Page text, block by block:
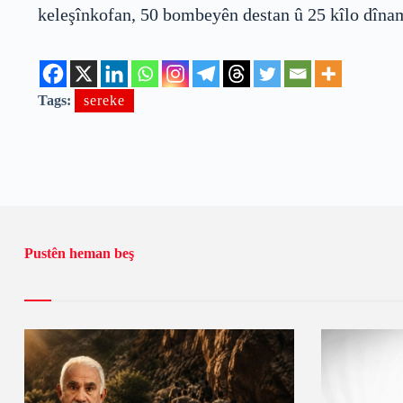
keleşînkofan, 50 bombeyên destan û 25 kîlo
Tags: sereke
Pustên heman beş